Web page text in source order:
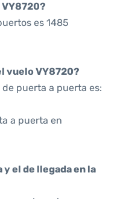
es 1485
vuelo VY8720?
puerta a puerta es:
a puerta en
el de llegada en la